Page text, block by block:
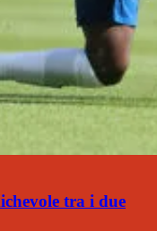
tra i due